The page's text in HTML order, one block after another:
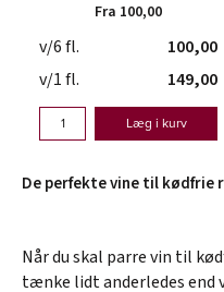
Fra 100,00
v/6 fl.
100,00
v/1 fl.
149,00
Læg i kurv
De perfekte vine til kødfrie
Når du skal parre vin til
tænke lidt anderledes end